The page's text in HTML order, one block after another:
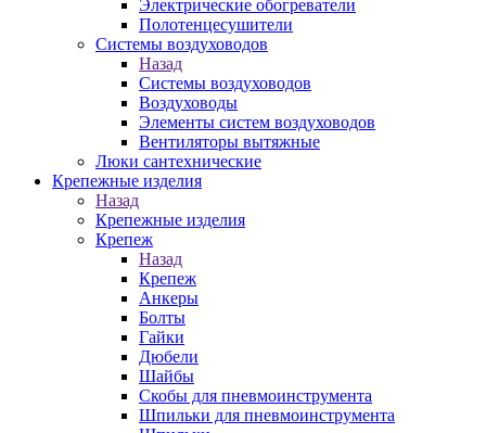
Электрические обогреватели
Полотенцесушители
Системы воздуховодов
Назад
Системы воздуховодов
Воздуховоды
Элементы систем воздуховодов
Вентиляторы вытяжные
Люки сантехнические
Крепежные изделия
Назад
Крепежные изделия
Крепеж
Назад
Крепеж
Анкеры
Болты
Гайки
Дюбели
Шайбы
Скобы для пневмоинструмента
Шпильки для пневмоинструмента